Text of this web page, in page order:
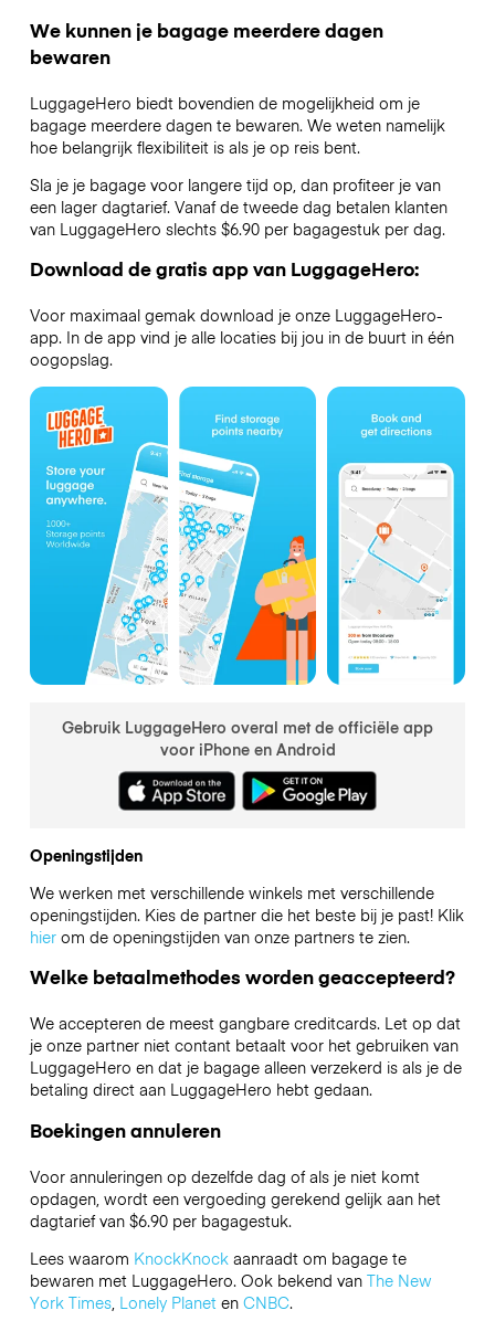
We kunnen je bagage meerdere dagen
bewaren
LuggageHero biedt bovendien de mogelijkheid om je
bagage meerdere dagen te bewaren. We weten namelijk
hoe belangrijk flexibiliteit is als je op reis bent.
Sla je je bagage voor langere tijd op, dan profiteer je van
een lager dagtarief. Vanaf de tweede dag betalen klanten
van LuggageHero slechts $6.90 per bagagestuk per dag.
Download de gratis app van LuggageHero:
Voor maximaal gemak download je onze LuggageHero-
app. In de app vind je alle locaties bij jou in de buurt in één
oogopslag.
Gebruik LuggageHero overal met de officiële app
voor iPhone en Android
Openingstijden
We werken met verschillende winkels met verschillende
openingstijden. Kies de partner die het beste bij je past! Klik
hierom de openingstijden van onze partners te zien.
Welke betaalmethodes worden geaccepteerd?
We accepteren de meest gangbare creditcards. Let op dat
je onze partner niet contant betaalt voor het gebruiken van
LuggageHero en dat je bagage alleen verzekerd is als je de
betaling direct aan LuggageHero hebt gedaan.
Boekingen annuleren
Voor annuleringen op dezelfde dag of als je niet komt
opdagen, wordt een vergoeding gerekend gelijk aan het
dagtarief van $6.90 per bagagestuk.
Lees waarom KnockKnockaanraadt om bagage te
bewaren met LuggageHero. Ook bekend van The New
York Times, Lonely Planeten CNBC.